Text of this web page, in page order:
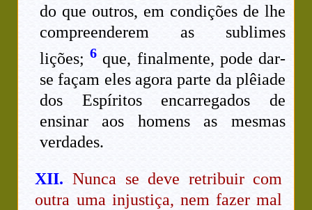
do que outros, em condições de lhe
compreenderem as sublimes
lições;6 que, finalmente, pode dar-
se façam eles agora parte da plêiade
dos Espíritos encarregados de
ensinar aos homens as mesmas
verdades.
XII. Nunca se deve retribuir com
outra uma injustiça, nem fazer mal